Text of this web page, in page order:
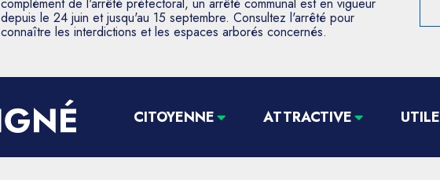
depuis le 24 juin et jusqu'au 15 septembre. Consultez l'arrêté pour
connaître les interdictions et les espaces arborés concernés.
CITOYENNE ATTRACTIVE UTILE